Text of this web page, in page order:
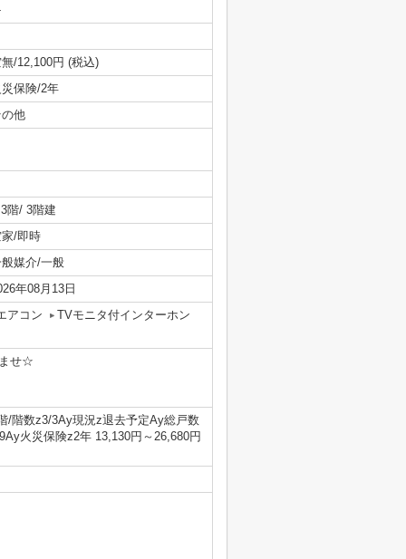
/12,100円 (税込)
保険/2年
他
階/ 3階建
/即時
媒介/一般
年08月13日
アコン
TVモニタ付インターホン
せ☆
z3/3Ay現況z退去予定Ay総戸数
火災保険z2年 13,130円～26,680円